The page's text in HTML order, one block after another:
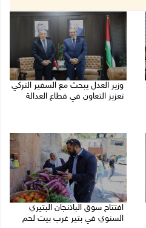
وزير العدل يبحث مع السفير التركي
تعزيز التعاون في قطاع العدالة
افتتاح سوق الباذنجان البتيري
السنوي في بتير غرب بيت لحم